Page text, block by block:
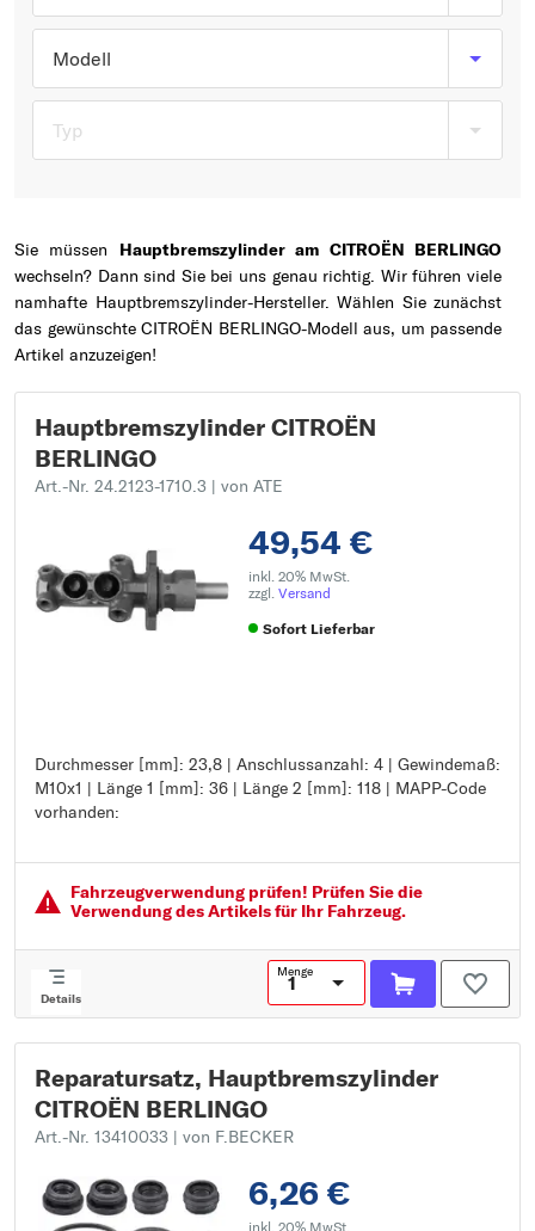
Modell
Typ
Sie müssen Hauptbremszylinder am CITROËN BERLINGO
wechseln? Dann sind Sie bei uns genau richtig. Wir führen viele
namhafte Hauptbremszylinder-Hersteller. Wählen Sie zunächst
das gewünschte CITROËN BERLINGO-Modell aus, um passende
Artikel anzuzeigen!
Hauptbremszylinder CITROËN
BERLINGO
Art.-Nr. 24.2123-1710.3 | von ATE
49,54 €
inkl. 20% MwSt.
zzgl. Versand
Sofort Lieferbar
Durchmesser [mm]: 23,8 | Anschlussanzahl: 4 | Gewindemaß:
M10x1 | Länge 1 [mm]: 36 | Länge 2 [mm]: 118 | MAPP-Code
vorhanden:
Durchmesser [mm]: 23,8
Anschlussanzahl: 4
Gewindemaß: M10x1
Länge 2 [mm]: 118
MAPP-Code vorhanden:
Fahrzeugver­wendung prüfen! Prüfen Sie die
Verwendung des Artikels für Ihr Fahrzeug.
Details
Menge
Reparatursatz, Hauptbremszylinder
CITROËN BERLINGO
Art.-Nr. 13410033 | von F.BECKER
6,26 €
inkl. 20% MwSt.